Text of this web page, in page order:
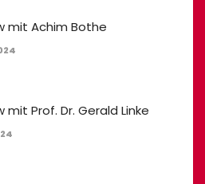
mit Achim Bothe
mit Prof. Dr. Gerald Linke